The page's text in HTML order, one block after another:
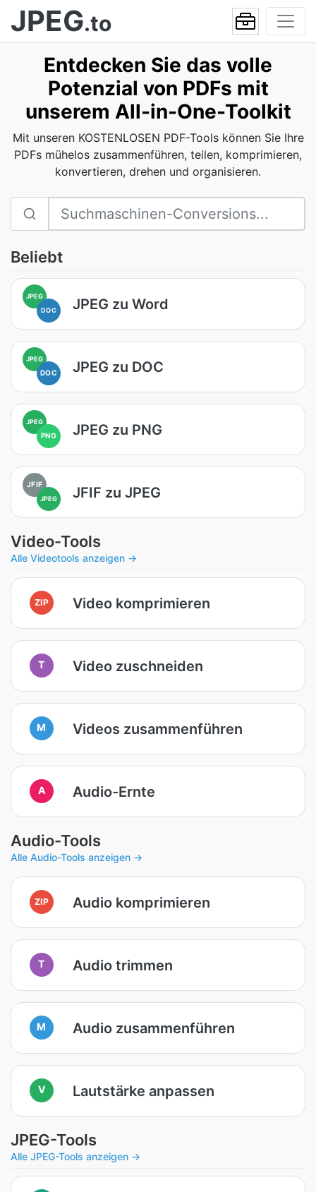
JPEG.to
Entdecken Sie das volle
Potenzial von PDFs mit
unserem All-in-One-Toolkit
Mit unseren KOSTENLOSEN PDF-Tools können Sie Ihre
PDFs mühelos zusammenführen, teilen, komprimieren,
konvertieren, drehen und organisieren.
Beliebt
JPEG
DOC
JPEG zu Word
JPEG
DOC JPEG zu DOC
JPEG
PNG JPEG zu PNG
JFIF
JPEG JFIF zu JPEG
Video-Tools
Alle Videotools anzeigen →
ZIP Video komprimieren
T Video zuschneiden
M Videos zusammenführen
A Audio-Ernte
Audio-Tools
Alle Audio-Tools anzeigen →
ZIP Audio komprimieren
T Audio trimmen
M Audio zusammenführen
V Lautstärke anpassen
JPEG-Tools
Alle JPEG-Tools anzeigen →